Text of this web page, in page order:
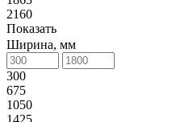
2160
Показать
Ширина, мм
300
675
1050
1425